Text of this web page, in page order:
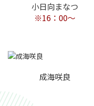
小日向まなつ
※16：00〜
成海咲良